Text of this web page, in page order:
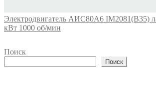
Электродвигатель АИС80А6 IM2081(B35)
кВт 1000 об/мин
Поиск
Поиск